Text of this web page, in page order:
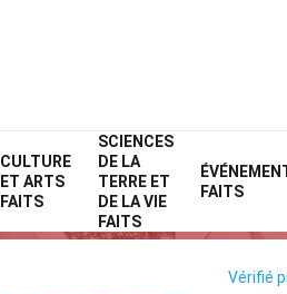
CULTURE
ET ARTS
FAITS
SCIENCES
DE LA
TERRE ET
DE LA VIE
FAITS
FAITS
Home Personnages
34 Faits Sur
Vérifié